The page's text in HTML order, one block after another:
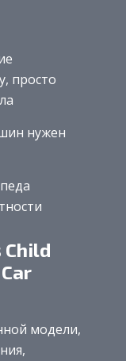
просто
нужен
модели,